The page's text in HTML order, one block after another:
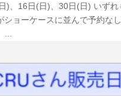
)、16日(日)、30日(日) いず
ショーケースに並んで予約な